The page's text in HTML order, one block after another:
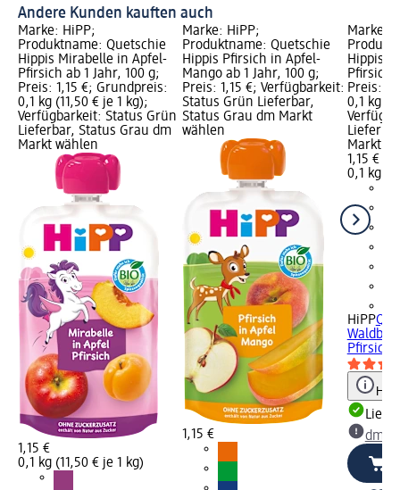
Andere Kunden kauften auch
Marke: HiPP;
Produktname: Quetschie
Hippis Mirabelle in Apfel-
Pfirsich ab 1 Jahr, 100 g;
Preis: 1,15 €; Grundpreis:
0,1 kg (11,50 € je 1 kg);
Verfügbarkeit: Status Grün
Lieferbar, Status Grau dm
Markt wählen
1,15 €
0,1 kg (11,50 € je 1 kg)
Marke: HiPP;
Produktname: Quetschie
Hippis Pfirsich in Apfel-
Mango ab 1 Jahr, 100 g;
Preis: 1,15 €; Verfügbarkeit:
Status Grün Lieferbar,
Status Grau dm Markt
wählen
1,15 €
Marke:
Hippis
Pfirsich
Preis:
0,1 kg
Markt
1,15 €
0,1 kg
HiPP
Pfirsich
dm